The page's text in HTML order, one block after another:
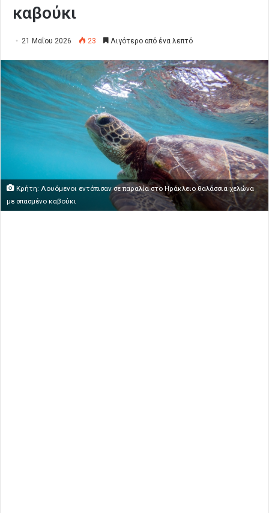
καβούκι
21 Μαΐου 2026 23 Λιγότερο από ένα λεπτό
Κρήτη: Λουόμενοι εντόπισαν σε παραλία στο Ηράκλειο θαλάσσια χελώνα
με σπασμένο καβούκι